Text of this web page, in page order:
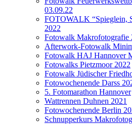
03.09.22
FOTOWALK “Spieglein,
2022
Fotowalk Makrofotografie
Afterwork-Fotowalk
Fotowalk HAJ Hannover
Fotowalks Pietzmoor 2022
Fotowalk Jüdischer
Fotowochenende Darss
5. Fotomarathon Hannover
Wattrennen Duhnen 2021
Fotowochenende Berlin
Schnupperkurs